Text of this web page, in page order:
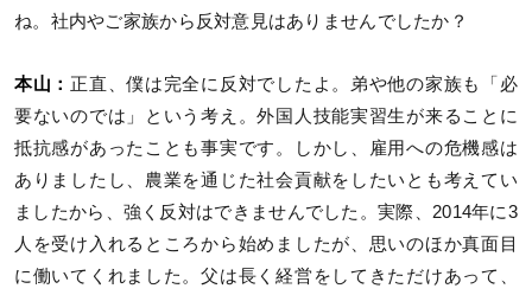
ね。社内やご家族から反対意見はありませんでしたか？
本山： 正直、僕は完全に反対でしたよ。弟や他の家族も「必
要ないのでは」という考え。外国人技能実習生が来ることに
抵抗感があったことも事実です。しかし、雇用への危機感は
ありましたし、農業を通じた社会貢献をしたいとも考えてい
ましたから、強く反対はできませんでした。実際、2014年に3
人を受け入れるところから始めましたが、思いのほか真面目
に働いてくれました。父は長く経営をしてきただけあって、